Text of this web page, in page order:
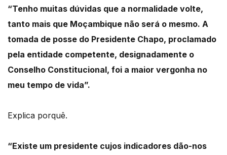
“Tenho muitas dúvidas que a normalidade volte,
tanto mais que Moçambique não será o mesmo. A
tomada de posse do Presidente Chapo, proclamado
pela entidade competente, designadamente o
Conselho Constitucional, foi a maior vergonha no
meu tempo de vida”.
Explica porquê.
“Existe um presidente cujos indicadores dão-nos